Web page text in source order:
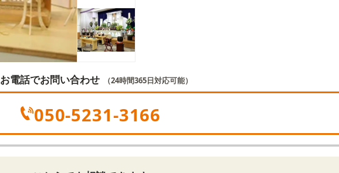
お電話でお問い合わせ （24時間365日対応可能）
050-5231-3166